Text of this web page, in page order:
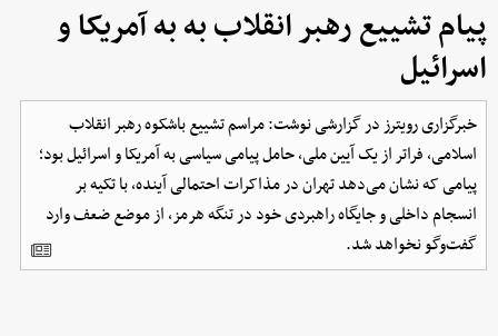
پیام تشییع رهبر انقلاب به به آمریکا و
اسرائیل
خبرگزاری رویترز در گزارشی نوشت: مراسم تشییع باشکوه رهبر انقلاب
اسلامی، فراتر از یک آیین ملی، حامل پیامی سیاسی به آمریکا و اسرائیل بود؛
پیامی که نشان می‌دهد تهران در مذاکرات احتمالی آینده، با تکیه بر
انسجام داخلی و جایگاه راهبردی خود در تنگه هرمز، از موضع ضعف وارد
گفت‌وگو نخواهد شد.